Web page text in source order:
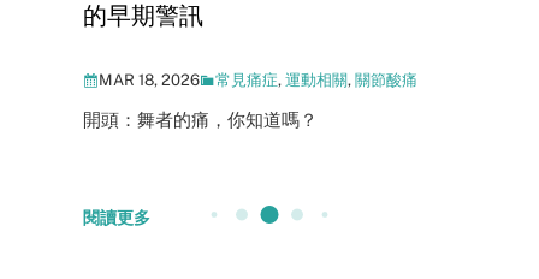
的早期警訊
MAR 18, 2026 常見痛症,運動相關,關節酸痛
開頭：舞者的痛，你知道嗎？
閱讀更多